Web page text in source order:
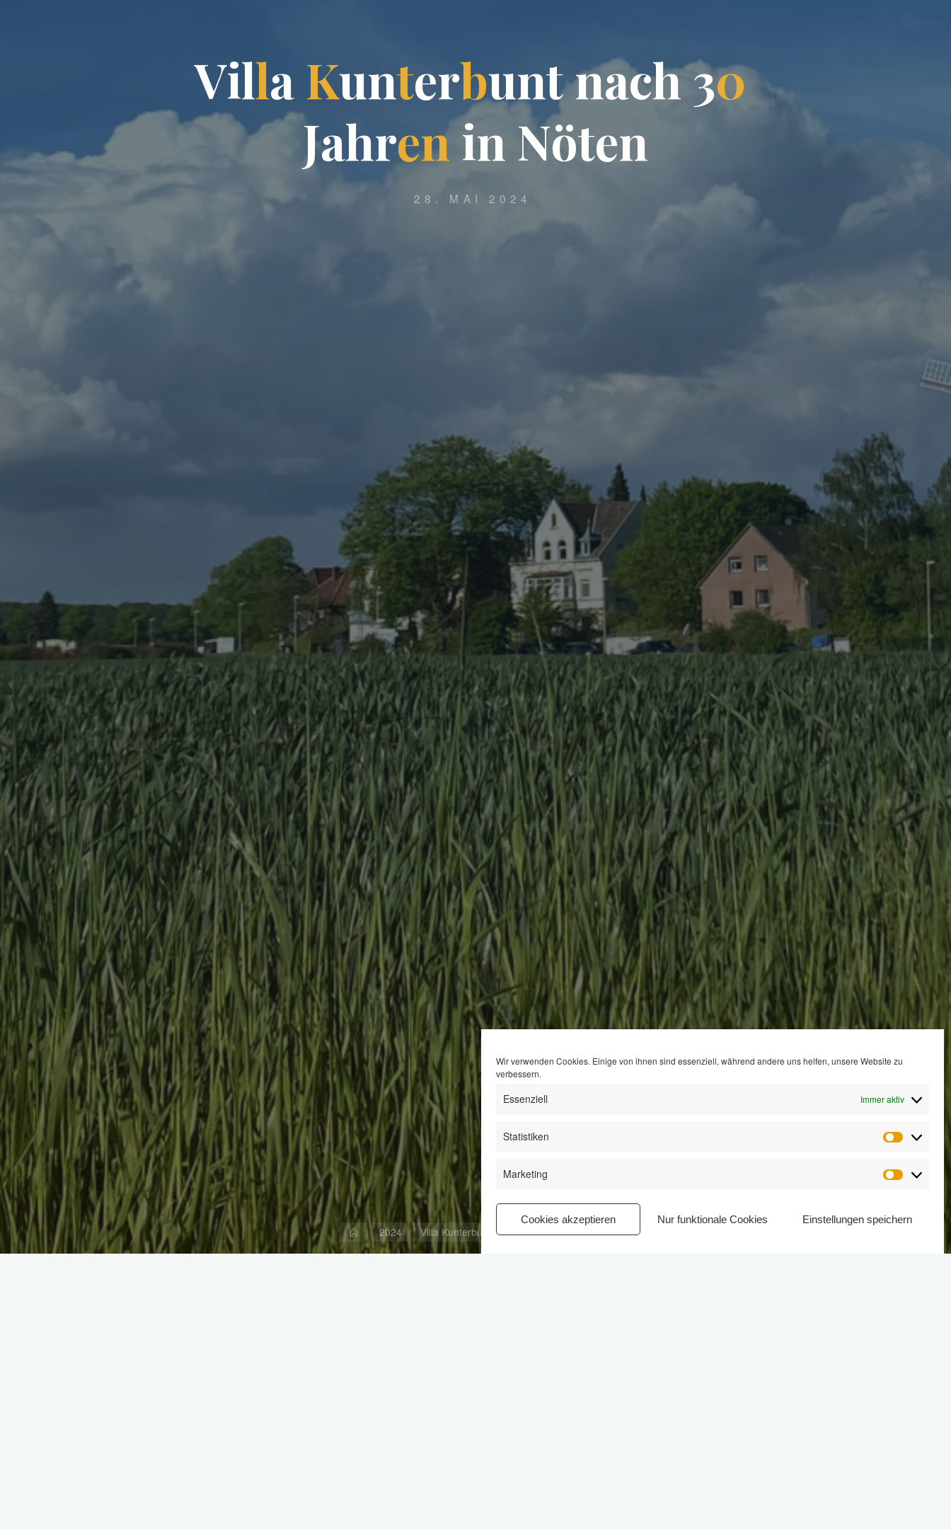
Wir verwenden Cookies. Einige von ihnen sind essenziell, während andere uns helfen, unsere Website zu
verbessern.
Essenziell Immer aktiv
Statistiken
Marketing
Cookies akzeptieren Nur funktionale Cookies Einstellungen speichern
Villa Kunterbuntnach30
Jahren in Nöten
28. MAI 2024
Start2024 Villa Kunterbunt nach 30 Jahren in Nöten